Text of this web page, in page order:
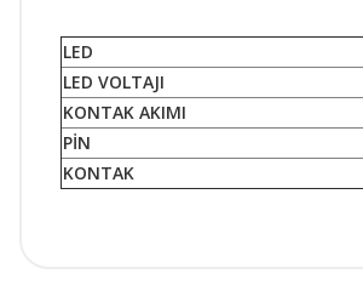
LED
LED VOLTAJI
KONTAK AKIMI
PİN
KONTAK